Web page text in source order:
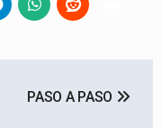
PASO A PASO